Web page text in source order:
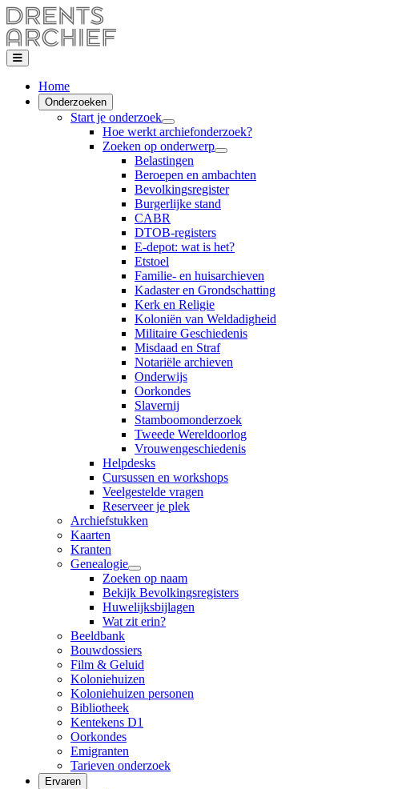
Home
Onderzoeken
Start je onderzoek
Hoe werkt archiefonderzoek?
Zoeken op onderwerp
Belastingen
Beroepen en ambachten
Bevolkingsregister
Burgerlijke stand
CABR
DTOB-registers
E-depot: wat is het?
Etstoel
Familie- en huisarchieven
Kadaster en Grondschatting
Kerk en Religie
Koloniën van Weldadigheid
Militaire Geschiedenis
Misdaad en Straf
Notariële archieven
Onderwijs
Oorkondes
Slavernij
Stamboomonderzoek
Tweede Wereldoorlog
Vrouwengeschiedenis
Helpdesks
Cursussen en workshops
Veelgestelde vragen
Reserveer je plek
Archiefstukken
Kaarten
Kranten
Genealogie
Zoeken op naam
Bekijk Bevolkingsregisters
Huwelijksbijlagen
Wat zit erin?
Beeldbank
Bouwdossiers
Film & Geluid
Koloniehuizen
Koloniehuizen personen
Bibliotheek
Kentekens D1
Oorkondes
Emigranten
Tarieven onderzoek
Ervaren